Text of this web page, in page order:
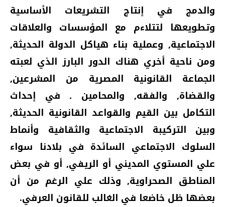
والدمج في إنتاج التشريعات الأساسية
وتطويعها لتتلاءم مع المؤسسات والعلاقات
الاجتماعية‏,‏ وعملية بناء هياكل الدولة الحديثة‏,‏
ومن ناحية أخري هناك الدور البارز الذي لعبته
الجماعة القانونية المصرية من المشرعين‏,‏
والقضاة‏,‏ والفقه‏,‏ والمحامين ـ في إحداث
التكامل بين القيم والقواعد القانونية الحديثة‏,‏
وبين التركيبة الاجتماعية والثقافية وأنماط
السلوك الاجتماعي السائدة في بلادنا سواء
علي المستوي المديني أو الريفي‏,‏ أو في بعض
المناطق الصحراوية‏,‏ وذلك علي الرغم من أن
بعضها ظل خاضعا في الغالب للقانون العرفي‏.‏